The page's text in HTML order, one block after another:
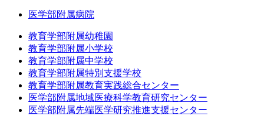
医学部附属病院
教育学部附属幼稚園
教育学部附属小学校
教育学部附属中学校
教育学部附属特別支援学校
教育学部附属教育実践総合センター
医学部附属地域医療科学教育研究センター
医学部附属先端医学研究推進支援センター